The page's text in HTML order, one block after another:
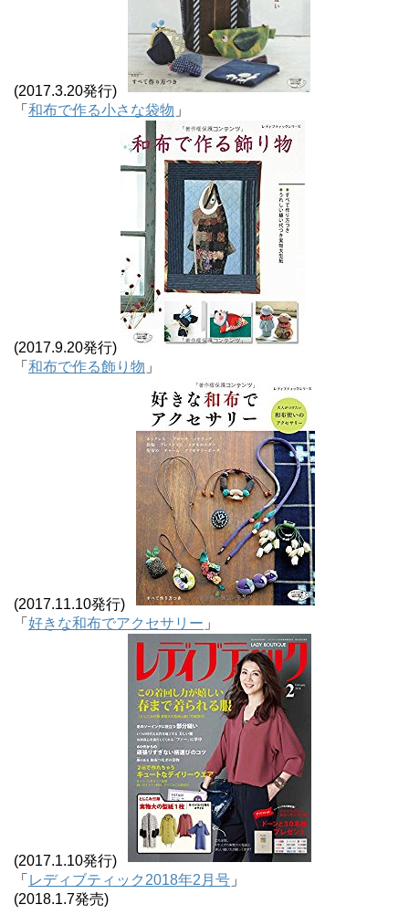
(2017.3.20発行)
「 和布で作る小さな袋物 」
(2017.9.20発行)
「 和布で作る飾り物 」
(2017.11.10発行)
「 好きな和布でアクセサリー 」
(2017.1.10発行)
「 レディブティック2018年2月号 」
(2018.1.7発売)